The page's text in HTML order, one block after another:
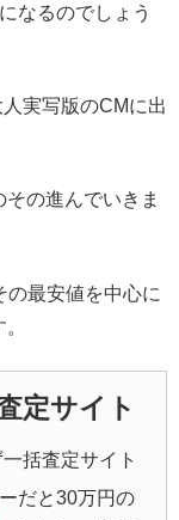
なるのでしょう
実写版のCMに出
の進んでいきま
最安値を中心に
定サイト
括査定サイト
だと30万円の